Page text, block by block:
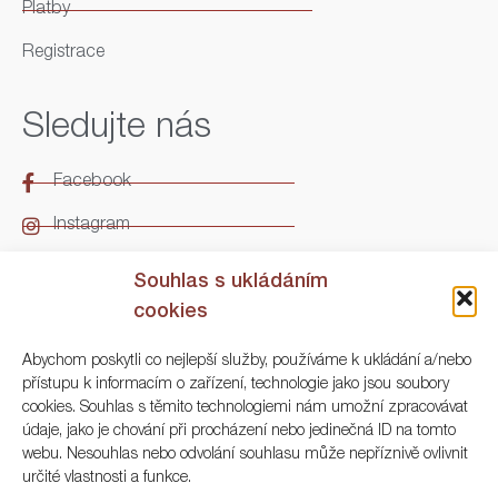
Souhlas s ukládáním
cookies
Abychom poskytli co nejlepší služby, používáme k ukládání a/nebo
přístupu k informacím o zařízení, technologie jako jsou soubory
cookies. Souhlas s těmito technologiemi nám umožní zpracovávat
údaje, jako je chování při procházení nebo jedinečná ID na tomto
webu. Nesouhlas nebo odvolání souhlasu může nepříznivě ovlivnit
určité vlastnosti a funkce.
Platby
Registrace
Sledujte nás
Facebook
Instagram
Kontakt
ARGO Numismatika
Korunní 83, Praha 3
+420 222 561 343